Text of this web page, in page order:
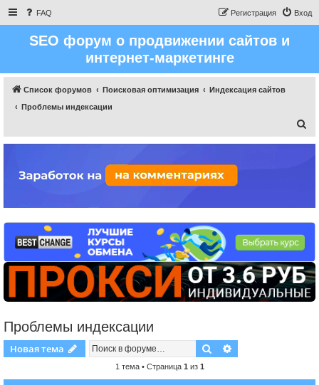
FAQ Вход
Регистрация
SEO форум о продвижении сайтов и
интернет-маркетинге
Список форумов Поисковая оптимизация
Индексация сайтов
Проблемы индексации
Проблемы индексации
Новая тема Поиск
1 тема • Страница 1 из 1